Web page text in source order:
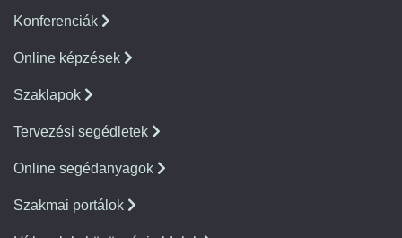
Konferenciák
Online képzések
Szaklapok
Tervezési segédletek
Online segédanyagok
Szakmai portálok